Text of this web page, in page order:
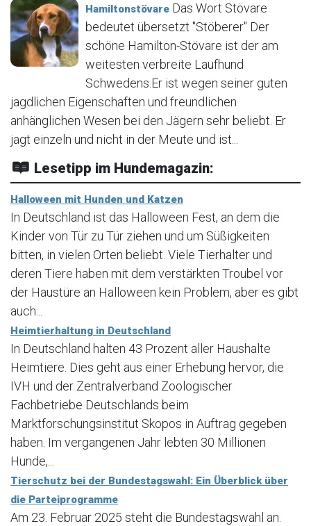
Hamiltonstövare Das Wort Stövare
bedeutet übersetzt "Stöberer" Der
schöne Hamilton-Stövare ist der am
weitesten verbreite Laufhund
Schwedens.Er ist wegen seiner guten
jagdlichen Eigenschaften und freundlichen
anhänglichen Wesen bei den Jägern sehr beliebt. Er
jagt einzeln und nicht in der Meute und ist...
Lesetipp im Hundemagazin:
Halloween mit Hunden und Katzen
In Deutschland ist das Halloween Fest, an dem die
Kinder von Tür zu Tür ziehen und um Süßigkeiten
bitten, in vielen Orten beliebt. Viele Tierhalter und
deren Tiere haben mit dem verstärkten Troubel vor
der Haustüre an Halloween kein Problem, aber es gibt
auch...
Heimtierhaltung in Deutschland
In Deutschland halten 43 Prozent aller Haushalte
Heimtiere. Dies geht aus einer Erhebung hervor, die
IVH und der Zentralverband Zoologischer
Fachbetriebe Deutschlands beim
Marktforschungsinstitut Skopos in Auftrag gegeben
haben. Im vergangenen Jahr lebten 30 Millionen
Hunde,...
Tierschutz bei der Bundestagswahl: Ein Überblick über
die Parteiprogramme
Am 23. Februar 2025 steht die Bundestagswahl an.